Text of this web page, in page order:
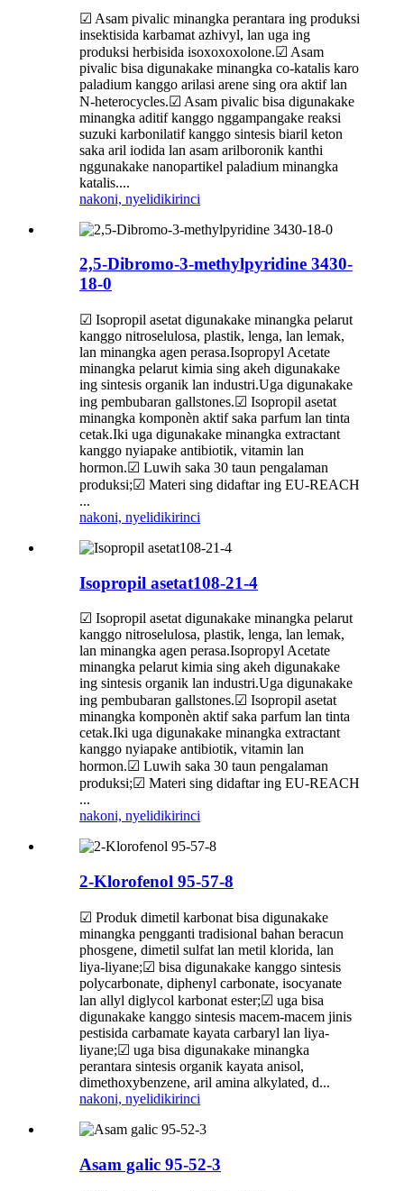
☑ Asam pivalic minangka perantara ing produksi
insektisida karbamat azhivyl, lan uga ing
produksi herbisida isoxoxoxolone.☑ Asam
pivalic bisa digunakake minangka co-katalis karo
paladium kanggo arilasi arene sing ora aktif lan
N-heterocycles.☑ Asam pivalic bisa digunakake
minangka aditif kanggo nggampangake reaksi
suzuki karbonilatif kanggo sintesis biaril keton
saka aril iodida lan asam arilboronik kanthi
nggunakake nanopartikel paladium minangka
katalis....
nakoni, nyelidikirinci
2,5-Dibromo-3-methylpyridine 3430-
18-0
☑ Isopropil asetat digunakake minangka pelarut
kanggo nitroselulosa, plastik, lenga, lan lemak,
lan minangka agen perasa.Isopropyl Acetate
minangka pelarut kimia sing akeh digunakake
ing sintesis organik lan industri.Uga digunakake
ing pembubaran gallstones.☑ Isopropil asetat
minangka komponèn aktif saka parfum lan tinta
cetak.Iki uga digunakake minangka extractant
kanggo nyiapake antibiotik, vitamin lan
hormon.☑ Luwih saka 30 taun pengalaman
produksi;☑ Materi sing didaftar ing EU-REACH
...
nakoni, nyelidikirinci
Isopropil asetat108-21-4
☑ Isopropil asetat digunakake minangka pelarut
kanggo nitroselulosa, plastik, lenga, lan lemak,
lan minangka agen perasa.Isopropyl Acetate
minangka pelarut kimia sing akeh digunakake
ing sintesis organik lan industri.Uga digunakake
ing pembubaran gallstones.☑ Isopropil asetat
minangka komponèn aktif saka parfum lan tinta
cetak.Iki uga digunakake minangka extractant
kanggo nyiapake antibiotik, vitamin lan
hormon.☑ Luwih saka 30 taun pengalaman
produksi;☑ Materi sing didaftar ing EU-REACH
...
nakoni, nyelidikirinci
2-Klorofenol 95-57-8
☑ Produk dimetil karbonat bisa digunakake
minangka pengganti tradisional bahan beracun
phosgene, dimetil sulfat lan metil klorida, lan
liya-liyane;☑ bisa digunakake kanggo sintesis
polycarbonate, diphenyl carbonate, isocyanate
lan allyl diglycol karbonat ester;☑ uga bisa
digunakake kanggo sintesis macem-macem jinis
pestisida carbamate kayata carbaryl lan liya-
liyane;☑ uga bisa digunakake minangka
perantara sintesis organik kayata anisol,
dimethoxybenzene, aril amina alkylated, d...
nakoni, nyelidikirinci
Asam galic 95-52-3